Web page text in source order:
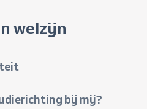
welzijn
bij mij?